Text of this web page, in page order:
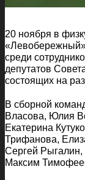
20 ноября в
среди
депутатов
состоящих на
В сборной
Власова, Юлия
Екатерина
Трифанова,
Сергей
Максим